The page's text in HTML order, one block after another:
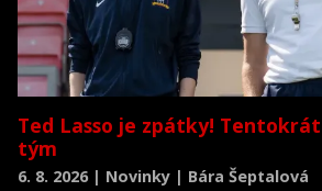
Ted Lasso je zpátky!
tým
6. 8. 2026 | Novinky | Bára Šeptalová